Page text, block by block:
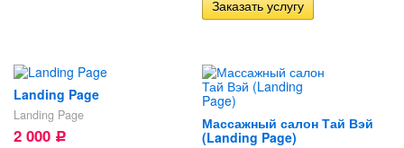
Landing Page
Landing Page
2 000 Р
Массажный салон Тай Вэй
(Landing Page)